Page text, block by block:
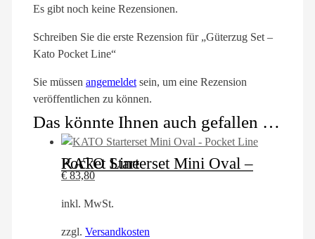
Es gibt noch keine Rezensionen.
Schreiben Sie die erste Rezension für „Güterzug Set –
Kato Pocket Line“
Sie müssen angemeldet sein, um eine Rezension
veröffentlichen zu können.
Das könnte Ihnen auch gefallen …
KATO Starterset Mini Oval – Pocket Line
€83,80
inkl. MwSt.
zzgl. Versandkosten